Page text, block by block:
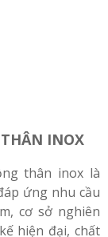
INOX
thân inox là
ứng nhu cầu
cơ sở nghiên
hiện đại, chất